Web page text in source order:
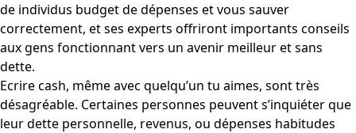
de individus budget de dépenses et vous sauver
correctement, et ses experts offriront importants conseils
aux gens fonctionnant vers un avenir meilleur et sans
dette.
Ecrire cash, même avec quelqu’un tu aimes, sont très
désagréable. Certaines personnes peuvent s’inquiéter que
leur dette personnelle, revenus, ou dépenses habitudes